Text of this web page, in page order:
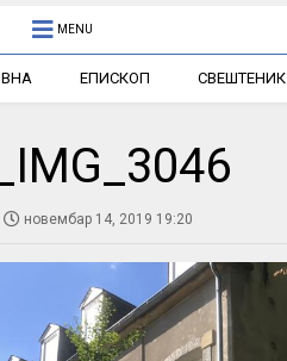
MENU
ЕПИСКОП СВЕШТЕНИК
новембар 14, 2019 19:20